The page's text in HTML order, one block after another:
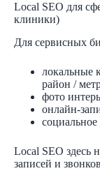
Local SEO для
клиники)
Для сервисных
локальные
район /
фото
онлайн-
социальное
Local SEO здесь
записей и